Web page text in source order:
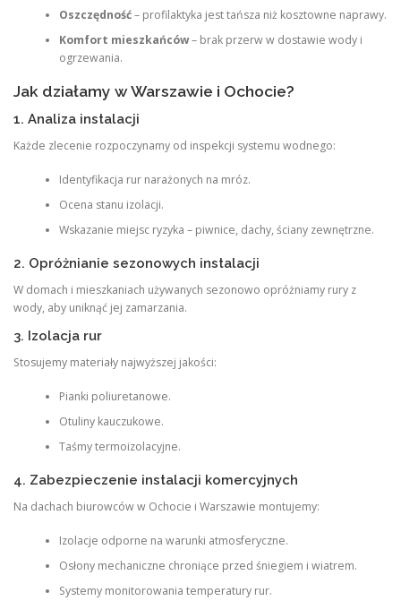
Oszczędność– profilaktyka jest tańsza niż kosztowne naprawy.
Komfort mieszkańców– brak przerw w dostawie wody i
ogrzewania.
Jak działamy w Warszawie i Ochocie?
1. Analiza instalacji
Każde zlecenie rozpoczynamy od inspekcji systemu wodnego:
Identyfikacja rur narażonych na mróz.
Ocena stanu izolacji.
Wskazanie miejsc ryzyka – piwnice, dachy, ściany zewnętrzne.
2. Opróżnianie sezonowych instalacji
W domach i mieszkaniach używanych sezonowo opróżniamy rury z
wody, aby uniknąć jej zamarzania.
3. Izolacja rur
Stosujemy materiały najwyższej jakości:
Pianki poliuretanowe.
Otuliny kauczukowe.
Taśmy termoizolacyjne.
4. Zabezpieczenie instalacji komercyjnych
Na dachach biurowców w Ochocie i Warszawie montujemy:
Izolacje odporne na warunki atmosferyczne.
Osłony mechaniczne chroniące przed śniegiem i wiatrem.
Systemy monitorowania temperatury rur.